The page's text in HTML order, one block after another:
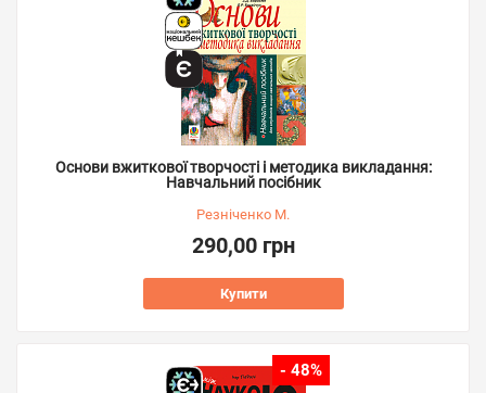
Основи вжиткової творчості і методика викладання:
Навчальний посібник
Резніченко М.
290,00 грн
Купити
- 48%